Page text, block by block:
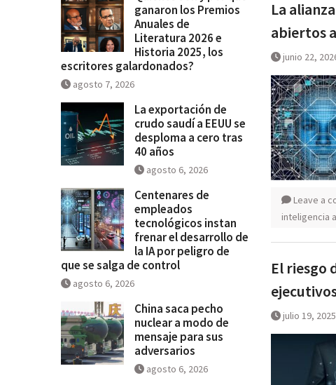
Historia 2025, los escritores
galardonados?
La
abiertos
junio 22,
Leave a
inteligencia
El riesgo
julio 19, 2025
ganaron los Premios
Anuales de
Literatura 2026 e
Historia 2025, los
escritores galardonados?
agosto 7, 2026
La exportación de
crudo saudí a EEUU se
desploma a cero tras
40 años
agosto 6, 2026
Centenares de
empleados
tecnológicos instan
frenar el desarrollo de
la IA por peligro de
que se salga de control
agosto 6, 2026
China saca pecho
nuclear a modo de
mensaje para sus
adversarios
agosto 6, 2026